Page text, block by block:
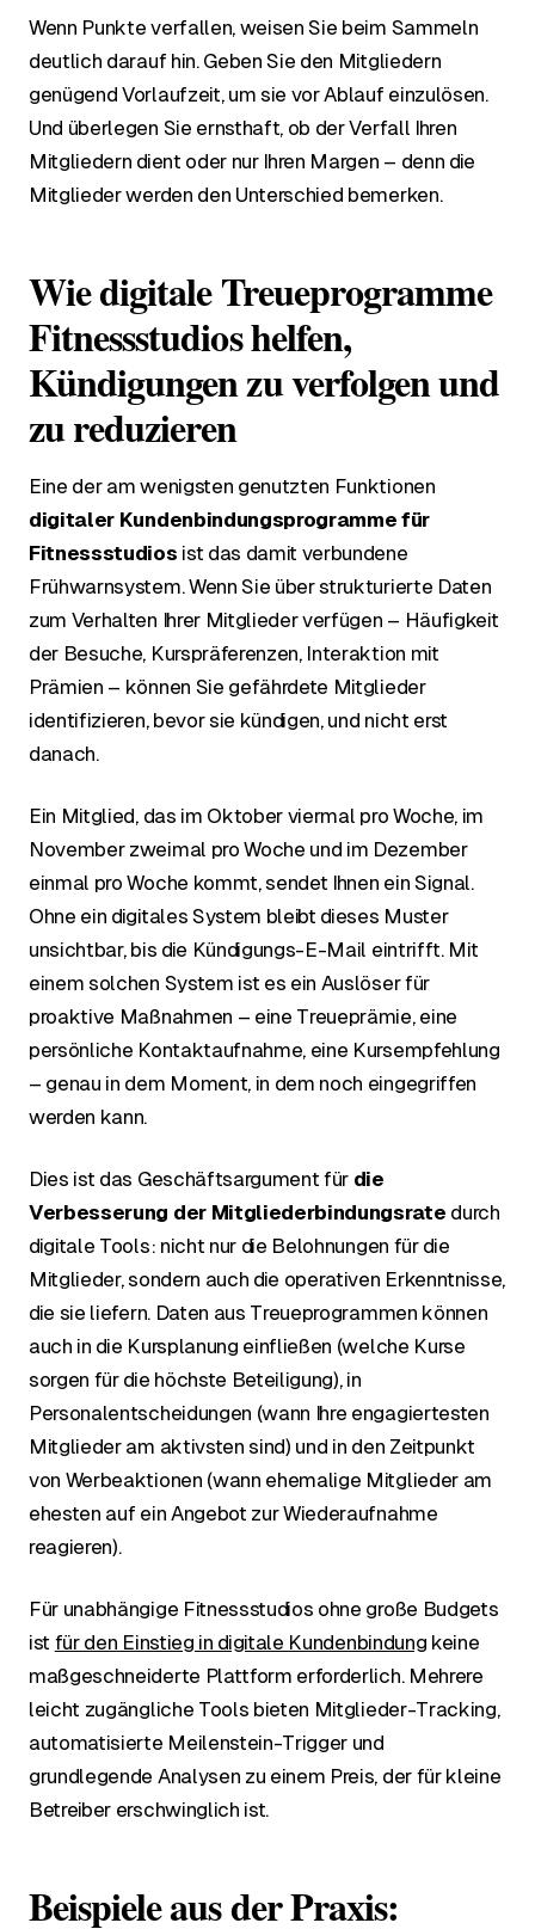
Wenn Punkte verfallen, weisen Sie beim Sammeln
deutlich darauf hin. Geben Sie den Mitgliedern
genügend Vorlaufzeit, um sie vor Ablauf einzulösen.
Und überlegen Sie ernsthaft, ob der Verfall Ihren
Mitgliedern dient oder nur Ihren Margen – denn die
Mitglieder werden den Unterschied bemerken.
Wie digitale Treueprogramme
Fitnessstudios helfen,
Kündigungen zu verfolgen und
zu reduzieren
Eine der am wenigsten genutzten Funktionen
digitaler Kundenbindungsprogramme für
Fitnessstudios ist das damit verbundene
Frühwarnsystem. Wenn Sie über strukturierte Daten
zum Verhalten Ihrer Mitglieder verfügen – Häufigkeit
der Besuche, Kurspräferenzen, Interaktion mit
Prämien – können Sie gefährdete Mitglieder
identifizieren, bevor sie kündigen, und nicht erst
danach.
Ein Mitglied, das im Oktober viermal pro Woche, im
November zweimal pro Woche und im Dezember
einmal pro Woche kommt, sendet Ihnen ein Signal.
Ohne ein digitales System bleibt dieses Muster
unsichtbar, bis die Kündigungs-E-Mail eintrifft. Mit
einem solchen System ist es ein Auslöser für
proaktive Maßnahmen – eine Treueprämie, eine
persönliche Kontaktaufnahme, eine Kursempfehlung
– genau in dem Moment, in dem noch eingegriffen
werden kann.
Dies ist das Geschäftsargument für die
Verbesserung der Mitgliederbindungsrate durch
digitale Tools: nicht nur die Belohnungen für die
Mitglieder, sondern auch die operativen Erkenntnisse,
die sie liefern. Daten aus Treueprogrammen können
auch in die Kursplanung einfließen (welche Kurse
sorgen für die höchste Beteiligung), in
Personalentscheidungen (wann Ihre engagiertesten
Mitglieder am aktivsten sind) und in den Zeitpunkt
von Werbeaktionen (wann ehemalige Mitglieder am
ehesten auf ein Angebot zur Wiederaufnahme
reagieren).
Für unabhängige Fitnessstudios ohne große Budgets
ist für den Einstieg in digitale Kundenbindung keine
maßgeschneiderte Plattform erforderlich. Mehrere
leicht zugängliche Tools bieten Mitglieder-Tracking,
automatisierte Meilenstein-Trigger und
grundlegende Analysen zu einem Preis, der für kleine
Betreiber erschwinglich ist.
Beispiele aus der Praxis: